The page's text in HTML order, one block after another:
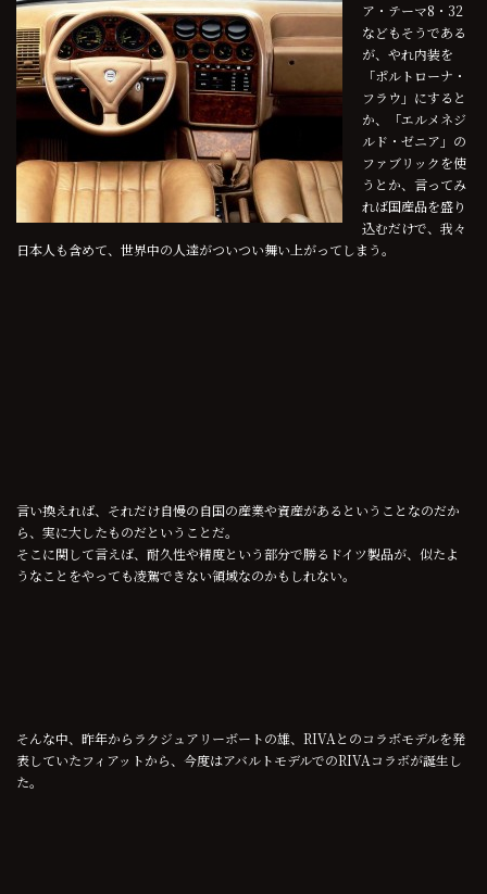
ア・テーマ8・32
などもそうである
が、やれ内装を
「ポルトローナ・
フラウ」にすると
か、「エルメネジ
ルド・ゼニア」の
ファブリックを使
うとか、言ってみ
れば国産品を盛り
込むだけで、我々
日本人も含めて、世界中の人達がついつい舞い上がってしまう。
言い換えれば、それだけ自慢の自国の産業や資産があるということなのだか
ら、実に大したものだということだ。
そこに関して言えば、耐久性や精度という部分で勝るドイツ製品が、似たよ
うなことをやっても凌駕できない領域なのかもしれない。
そんな中、昨年からラクジュアリーボートの雄、RIVAとのコラボモデルを発
表していたフィアットから、今度はアバルトモデルでのRIVAコラボが誕生し
た。